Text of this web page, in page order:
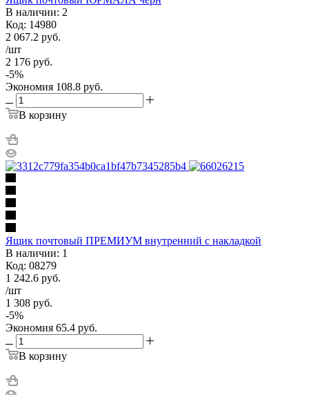
В наличии: 2
Код: 14980
2 067.2 руб.
/шт
2 176 руб.
-5%
Экономия 108.8 руб.
В корзину
Ящик почтовый ПРЕМИУМ внутренний с накладкой
В наличии: 1
Код: 08279
1 242.6 руб.
/шт
1 308 руб.
-5%
Экономия 65.4 руб.
В корзину